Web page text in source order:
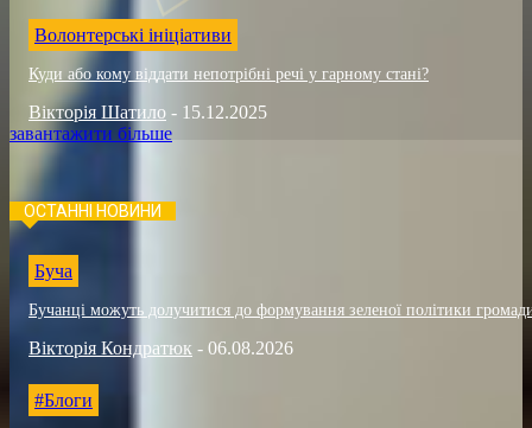
Волонтерські ініціативи
Куди або кому віддати непотрібні речі у гарному стані?
Вікторія Шатило - 15.12.2025
завантажити більше
ОСТАННІ НОВИНИ
Буча
Бучанці можуть долучитися до формування зеленої політики
Вікторія Кондратюк - 06.08.2026
#Блоги